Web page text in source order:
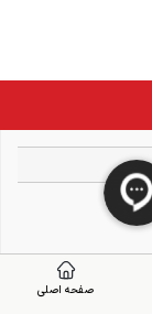
صفحه اصلی